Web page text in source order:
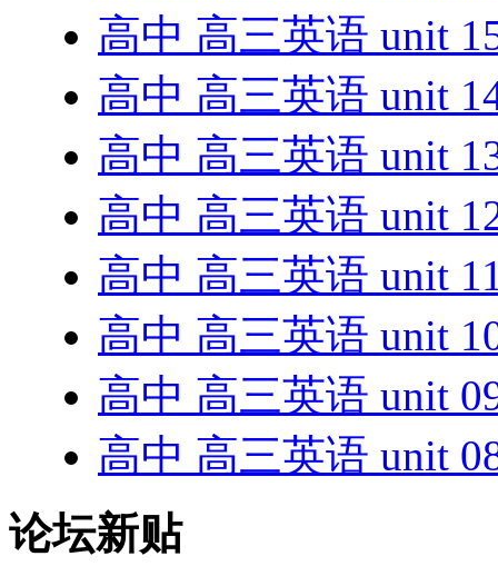
高中 高三英语 unit
高中 高三英语 unit
高中 高三英语 unit
高中 高三英语 unit
高中 高三英语 unit
高中 高三英语 unit
高中 高三英语 unit
高中 高三英语 unit
论坛新贴